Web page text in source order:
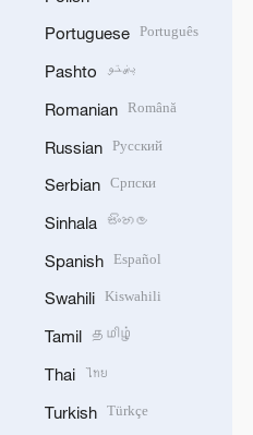
Portuguese Português
Pashto پښتو
Romanian Română
Russian Русский
Serbian Српски
Sinhala සිංහල
Spanish Español
Swahili Kiswahili
Tamil தமிழ்
Thai ไทย
Turkish Türkçe